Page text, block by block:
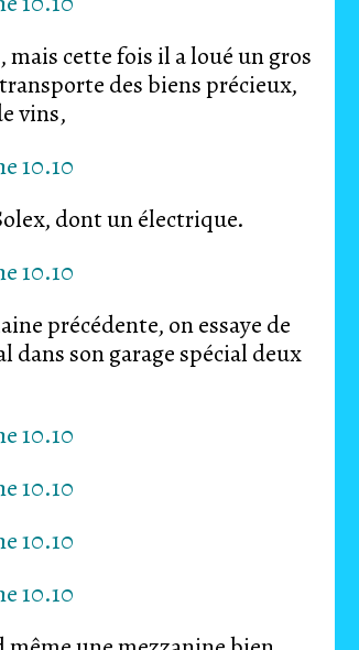
cette fois il a loué un gros
des biens précieux,
vins,
dont un électrique.
précédente, on essaye de
son garage spécial deux